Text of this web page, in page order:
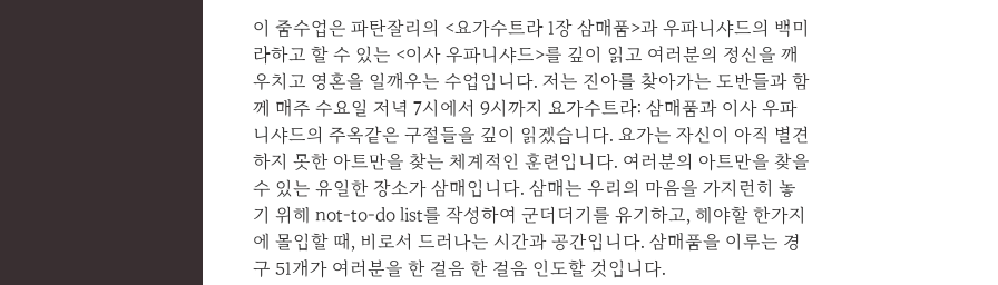
이 줌수업은 파탄잘리의 <요가수트라 1장 삼매품>과 우파니샤드의 백미
라하고 할 수 있는 <이사 우파니샤드>를 깊이 읽고 여러분의 정신을 깨
우치고 영혼을 일깨우는 수업입니다. 저는 진아를 찾아가는 도반들과 함
께 매주 수요일 저녁 7시에서 9시까지 요가수트라: 삼매품과 이사 우파
니샤드의 주옥같은 구절들을 깊이 읽겠습니다. 요가는 자신이 아직 별견
하지 못한 아트만을 찾는 체계적인 훈련입니다. 여러분의 아트만을 찾을
수 있는 유일한 장소가 삼매입니다. 삼매는 우리의 마음을 가지런히 놓
기 위해 not-to-do list를 작성하여 군더더기를 유기하고, 해야할 한가지
에 몰입할 때, 비로서 드러나는 시간과 공간입니다. 삼매품을 이루는 경
구 51개가 여러분을 한 걸음 한 걸음 인도할 것입니다.